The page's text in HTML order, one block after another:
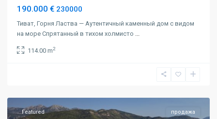
190.000 € 230000
Тиват, Горня Ластва — Аутентичный каменный дом с видом
на море Спрятанный в тихом холмисто ...
114.00 m2
Featured продажа